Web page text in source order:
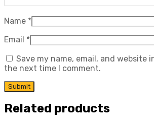
Name *
Email *
Save my name, email, and website
the next time I comment.
Related products